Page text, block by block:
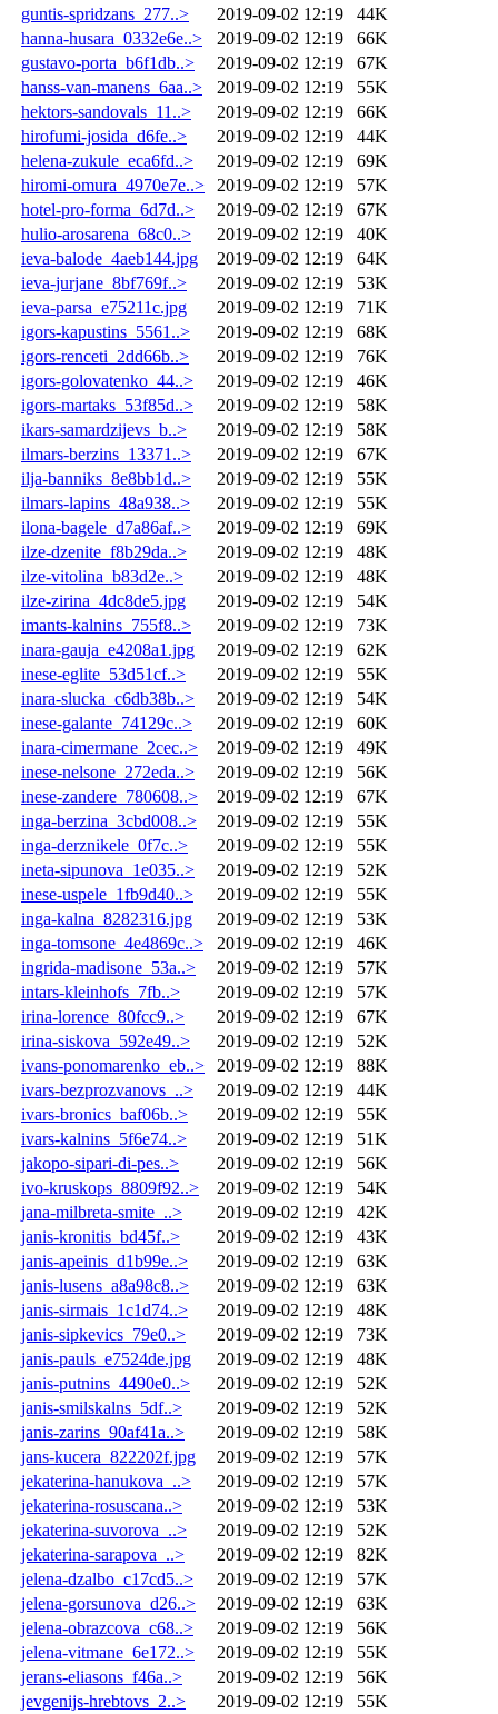
guntis-spridzans_277..>
2019-09-02 12:19
44K
hanna-husara_0332e6e..>
2019-09-02 12:19
66K
gustavo-porta_b6f1db..>
2019-09-02 12:19
67K
hanss-van-manens_6aa..>
2019-09-02 12:19
55K
hektors-sandovals_11..>
2019-09-02 12:19
66K
hirofumi-josida_d6fe..>
2019-09-02 12:19
44K
helena-zukule_eca6fd..>
2019-09-02 12:19
69K
hiromi-omura_4970e7e..>
2019-09-02 12:19
57K
hotel-pro-forma_6d7d..>
2019-09-02 12:19
67K
hulio-arosarena_68c0..>
2019-09-02 12:19
40K
ieva-balode_4aeb144.jpg
2019-09-02 12:19
64K
ieva-jurjane_8bf769f..>
2019-09-02 12:19
53K
ieva-parsa_e75211c.jpg
2019-09-02 12:19
71K
igors-kapustins_5561..>
2019-09-02 12:19
68K
igors-renceti_2dd66b..>
2019-09-02 12:19
76K
igors-golovatenko_44..>
2019-09-02 12:19
46K
igors-martaks_53f85d..>
2019-09-02 12:19
58K
ikars-samardzijevs_b..>
2019-09-02 12:19
58K
ilmars-berzins_13371..>
2019-09-02 12:19
67K
ilja-banniks_8e8bb1d..>
2019-09-02 12:19
55K
ilmars-lapins_48a938..>
2019-09-02 12:19
55K
ilona-bagele_d7a86af..>
2019-09-02 12:19
69K
ilze-dzenite_f8b29da..>
2019-09-02 12:19
48K
ilze-vitolina_b83d2e..>
2019-09-02 12:19
48K
ilze-zirina_4dc8de5.jpg
2019-09-02 12:19
54K
imants-kalnins_755f8..>
2019-09-02 12:19
73K
inara-gauja_e4208a1.jpg
2019-09-02 12:19
62K
inese-eglite_53d51cf..>
2019-09-02 12:19
55K
inara-slucka_c6db38b..>
2019-09-02 12:19
54K
inese-galante_74129c..>
2019-09-02 12:19
60K
inara-cimermane_2cec..>
2019-09-02 12:19
49K
inese-nelsone_272eda..>
2019-09-02 12:19
56K
inese-zandere_780608..>
2019-09-02 12:19
67K
inga-berzina_3cbd008..>
2019-09-02 12:19
55K
inga-derznikele_0f7c..>
2019-09-02 12:19
55K
ineta-sipunova_1e035..>
2019-09-02 12:19
52K
inese-uspele_1fb9d40..>
2019-09-02 12:19
55K
inga-kalna_8282316.jpg
2019-09-02 12:19
53K
inga-tomsone_4e4869c..>
2019-09-02 12:19
46K
ingrida-madisone_53a..>
2019-09-02 12:19
57K
intars-kleinhofs_7fb..>
2019-09-02 12:19
57K
irina-lorence_80fcc9..>
2019-09-02 12:19
67K
irina-siskova_592e49..>
2019-09-02 12:19
52K
ivans-ponomarenko_eb..>
2019-09-02 12:19
88K
ivars-bezprozvanovs_..>
2019-09-02 12:19
44K
ivars-bronics_baf06b..>
2019-09-02 12:19
55K
ivars-kalnins_5f6e74..>
2019-09-02 12:19
51K
jakopo-sipari-di-pes..>
2019-09-02 12:19
56K
ivo-kruskops_8809f92..>
2019-09-02 12:19
54K
jana-milbreta-smite_..>
2019-09-02 12:19
42K
janis-kronitis_bd45f..>
2019-09-02 12:19
43K
janis-apeinis_d1b99e..>
2019-09-02 12:19
63K
janis-lusens_a8a98c8..>
2019-09-02 12:19
63K
janis-sirmais_1c1d74..>
2019-09-02 12:19
48K
janis-sipkevics_79e0..>
2019-09-02 12:19
73K
janis-pauls_e7524de.jpg
2019-09-02 12:19
48K
janis-putnins_4490e0..>
2019-09-02 12:19
52K
janis-smilskalns_5df..>
2019-09-02 12:19
52K
janis-zarins_90af41a..>
2019-09-02 12:19
58K
jans-kucera_822202f.jpg
2019-09-02 12:19
57K
jekaterina-hanukova_..>
2019-09-02 12:19
57K
jekaterina-rosuscana..>
2019-09-02 12:19
53K
jekaterina-suvorova_..>
2019-09-02 12:19
52K
jekaterina-sarapova_..>
2019-09-02 12:19
82K
jelena-dzalbo_c17cd5..>
2019-09-02 12:19
57K
jelena-gorsunova_d26..>
2019-09-02 12:19
63K
jelena-obrazcova_c68..>
2019-09-02 12:19
56K
jelena-vitmane_6e172..>
2019-09-02 12:19
55K
jerans-eliasons_f46a..>
2019-09-02 12:19
56K
jevgenijs-hrebtovs_2..>
2019-09-02 12:19
55K